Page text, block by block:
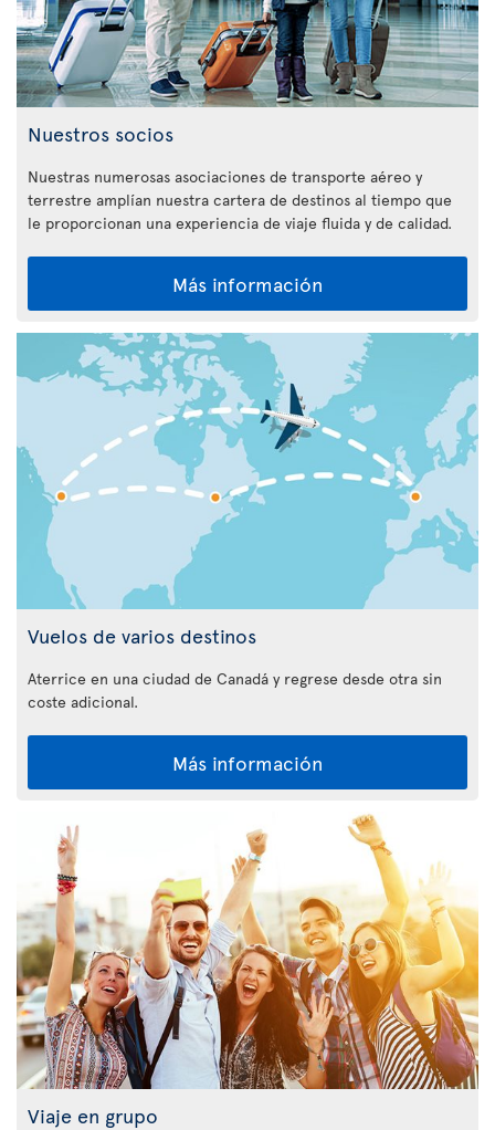
Nuestros socios
Nuestras numerosas asociaciones de transporte aéreo y
terrestre amplían nuestra cartera de destinos al tiempo que
le proporcionan una experiencia de viaje fluida y de calidad.
Más información
Vuelos de varios destinos
Aterrice en una ciudad de Canadá y regrese desde otra sin
coste adicional.
Más información
Viaje en grupo